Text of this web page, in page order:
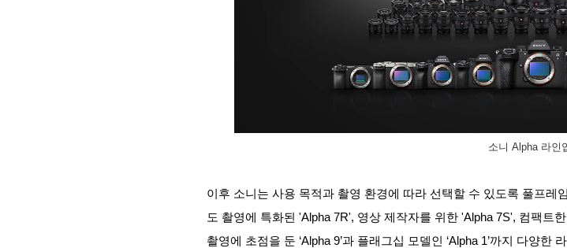
소니 Alpha 라인
이후 소니는 사용 목적과 촬영 환경에 따라 선택할 수 있도록 풀프
도 촬영에 특화된 'Alpha 7R', 영상 제작자를 위한 'Alpha 7S', 컴팩트
촬영에 초점을 둔 ‘Alpha 9’과 플래그십 모델인 ‘Alpha 1’까지 다양